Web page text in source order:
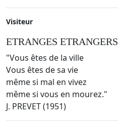
Visiteur
ETRANGES ETRANGERS
"Vous êtes de la ville
Vous êtes de sa vie
même si mal en vivez
même si vous en mourez."
J. PREVET (1951)